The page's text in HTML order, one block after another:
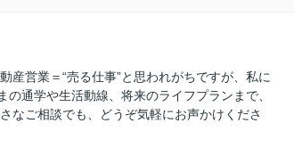
産営業＝“売る仕事”と思われがちですが、私に
通学や生活動線、将来のライフプランまで、
なご相談でも、どうぞ気軽にお声かけくださ